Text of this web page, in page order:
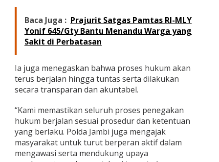
Baca Juga : Prajurit Satgas Pamtas RI-MLY
Yonif 645/Gty Bantu Menandu Warga yang
Sakit di Perbatasan
Ia juga menegaskan bahwa proses hukum akan
terus berjalan hingga tuntas serta dilakukan
secara transparan dan akuntabel.
“Kami memastikan seluruh proses penegakan
hukum berjalan sesuai prosedur dan ketentuan
yang berlaku. Polda Jambi juga mengajak
masyarakat untuk turut berperan aktif dalam
mengawasi serta mendukung upaya